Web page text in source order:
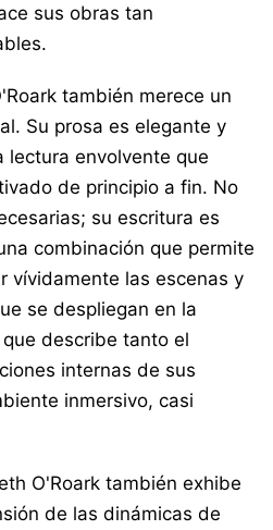
sus obras tan
también merece un
Su prosa es elegante y
lectura envolvente que
de principio a fin. No
su escritura es
combinación que permite
vívidamente las escenas y
se despliegan en la
describe tanto el
internas de sus
inmersivo, casi
O'Roark también exhibe
de las dinámicas de